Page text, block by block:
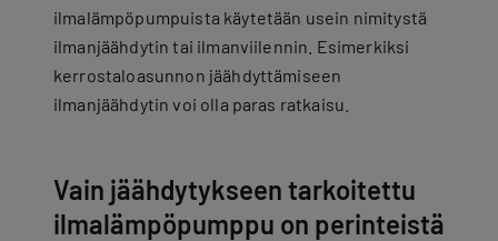
ilmalämpöpumpuista käytetään usein nimitystä
ilmanjäähdytin tai ilmanviilennin. Esimerkiksi
kerrostaloasunnon jäähdyttämiseen
ilmanjäähdytin voi olla paras ratkaisu.
Vain jäähdytykseen tarkoitettu
ilmalämpöpumppu on perinteistä